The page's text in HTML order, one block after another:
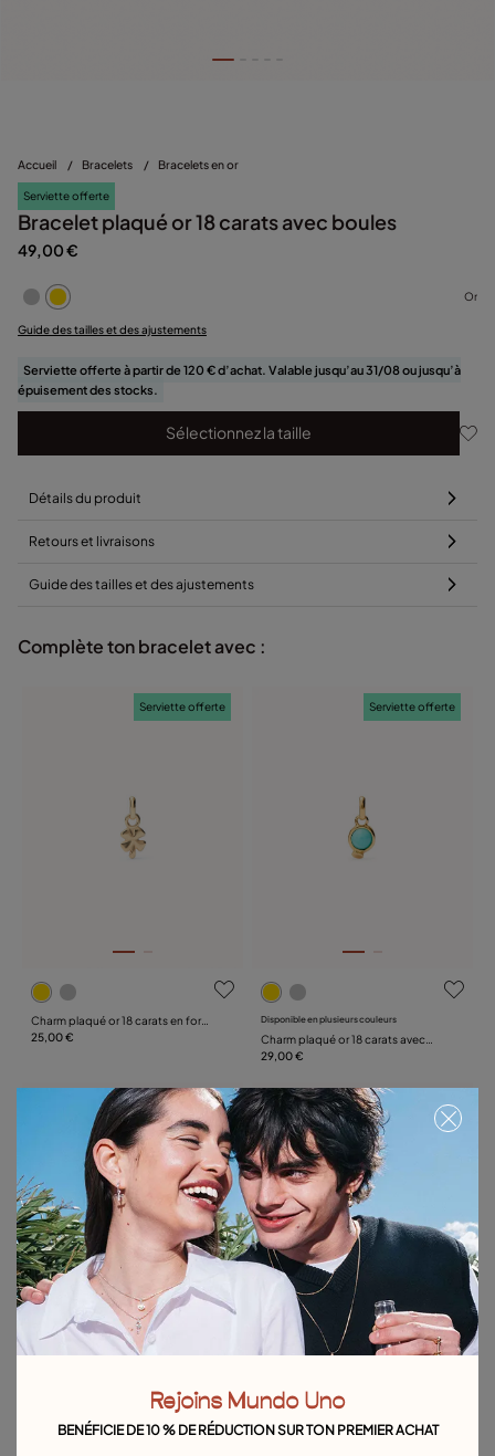
Accueil / Bracelets / Bracelets en or
Serviette offerte
Bracelet plaqué or 18 carats avec boules
49,00 €
Or
Guide des tailles et des ajustements
Serviette offerte à partir de 120 € d’achat. Valable jusqu’au 31/08 ou jusqu’à
épuisement des stocks.
Sélectionnez la taille
Détails du produit
Retours et livraisons
Guide des tailles et des ajustements
Complète ton bracelet avec :
Serviette offerte
Charm plaqué or 18 carats en forme
de trèfle
25,00 €
Serviette offerte
Disponible en plusieurs couleurs
Charm plaqué or 18 carats avec
pierre turquoise.
29,00 €
Serviette offerte
Charm plaqué or 18 carats en forme
de cadenas
19,00 €
Serviette offerte
Charm plaqué or 18 carats avec
Rejoins Mundo Uno
BENÉFICIE DE 10 % DE RÉDUCTION SUR TON PREMIER ACHAT